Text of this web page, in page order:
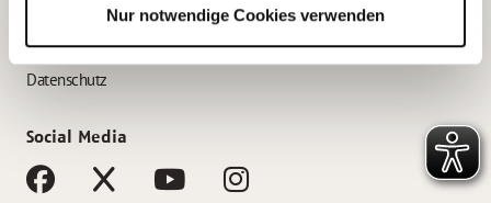
Nur notwendige Cookies verwenden
Impressum
Datenschutz
Social Media